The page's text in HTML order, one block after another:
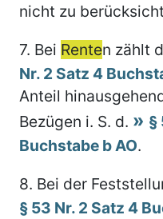
nicht zu
7. Bei Renten zählt
Nr. 2 Satz 4
Anteil
Bezügen i. S. d.
§
Buchstabe b AO.
8. Bei der
§ 53 Nr. 2 Satz 4